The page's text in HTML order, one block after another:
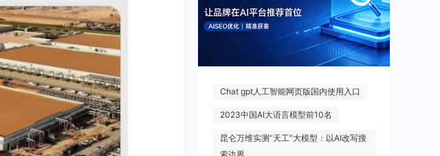
Chat gpt人工智能网页版国内使用入口
2023中国AI大语言模型前10名
昆仑万维实测“天工”大模型：以AI改写搜